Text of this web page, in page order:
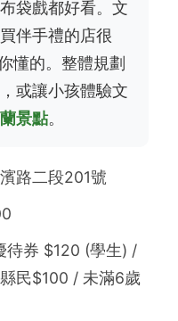
袋戲都好看。文
伴手禮的店很
懂的。整體規劃
或讓小孩體驗文
景點。
路二段201號
待券 $120 (學生) /
民$100 / 未滿6歲